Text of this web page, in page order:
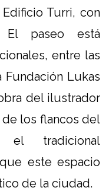
Turri, con
El paseo está
entre las
Lukas
del ilustrador
de los flancos del
el tradicional
este espacio
de la ciudad.